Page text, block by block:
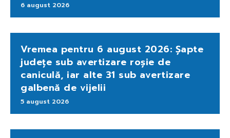
6 august 2026
Vremea pentru 6 august 2026: Șapte
județe sub avertizare roșie de
caniculă, iar alte 31 sub avertizare
galbenă de vijelii
5 august 2026